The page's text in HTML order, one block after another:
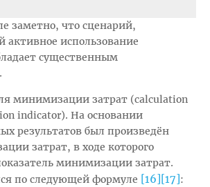
заметно, что сценарий,
использование
существенным
минимизации затрат (calculation
indicator). На основании
результатов был произведён
затрат, в ходе которого
минимизации затрат.
по следующей формуле [16][17]: